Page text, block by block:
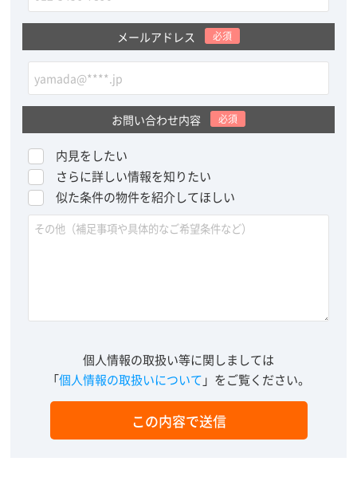
メールアドレス 必須
お問い合わせ内容 必須
内見をしたい
さらに詳しい情報を知りたい
似た条件の物件を紹介してほしい
個人情報の取扱い等に関しましては
「個人情報の取扱いについて 」をご覧ください。